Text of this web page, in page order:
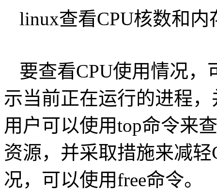
linux查看CPU核数和内
要查看CPU使用情况，
示当前正在运行的进程
用户可以使用top命令来
资源，并采取措施来减
况，可以使用free命令。